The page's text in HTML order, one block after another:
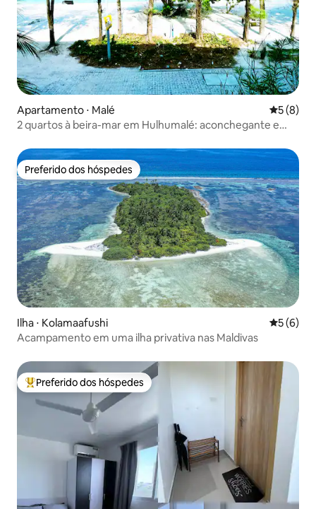
Apartamento ⋅ Malé 5 de
5 (8)
2 quartos à beira-mar em Hulhumalé: aconchegante e
Preferido dos hóspedes
Preferido dos hóspedes
Ilha ⋅ Kolamaafushi 5 de
5 (6)
Acampamento em uma ilha privativa nas Maldivas
Entre os melhores preferidos dos hóspedes
Preferido dos hóspedes